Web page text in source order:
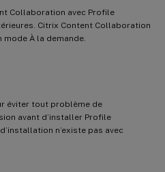
Collaboration avec Profile
Citrix Content Collaboration
À la demande.
éviter tout problème de
avant d’installer Profile
n’existe pas avec